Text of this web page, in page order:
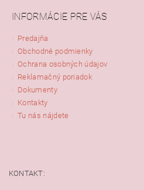
INFORMÁCIE PRE VÁS
Predajňa
Obchodné podmienky
Ochrana osobných údajov
Reklamačný poriadok
Dokumenty
Kontakty
Tu nás nájdete
KONTAKT: